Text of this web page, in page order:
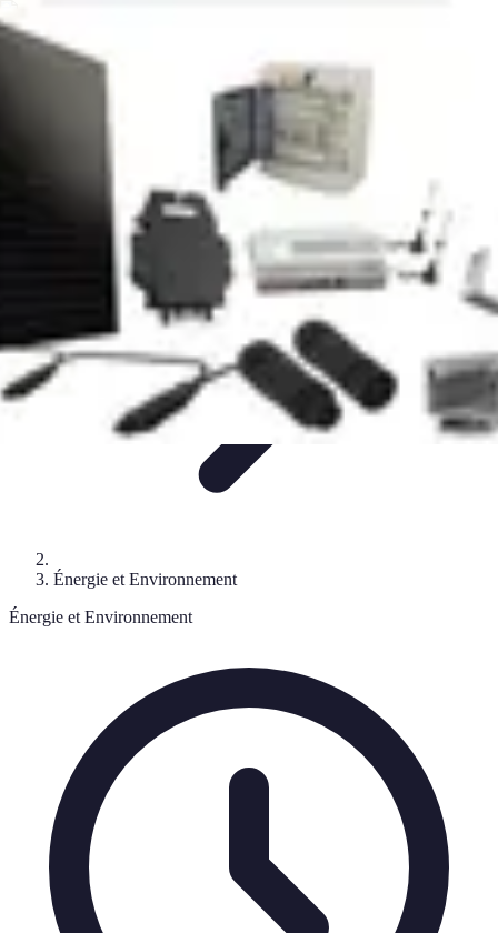
Innovations Futures
Environnement et Durabilité
Biotechnologie
Technologie
Énergie et Environnement
Énergie et Environnement